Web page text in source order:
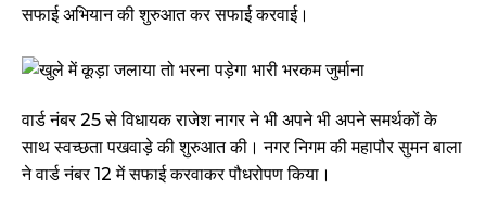
सफाई अभियान की शुरुआत कर सफाई करवाई।
वार्ड नंबर 25 से विधायक राजेश नागर ने भी अपने भी अपने समर्थकों के
साथ स्वच्छता पखवाड़े की शुरुआत की। नगर निगम की महापौर सुमन बाला
ने वार्ड नंबर 12 में सफाई करवाकर पौधरोपण किया।